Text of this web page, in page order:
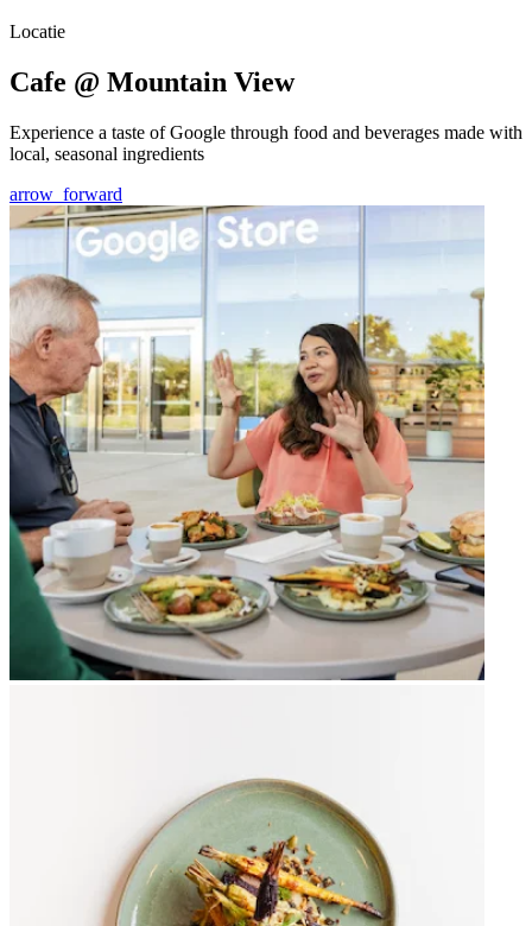
Locatie
Cafe @ Mountain View
Experience a taste of Google through food and beverages made with
local, seasonal ingredients
arrow_forward